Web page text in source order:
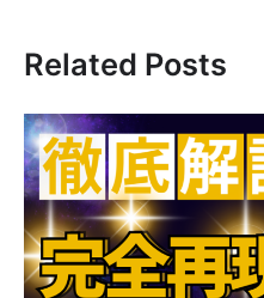
ン
Related Posts